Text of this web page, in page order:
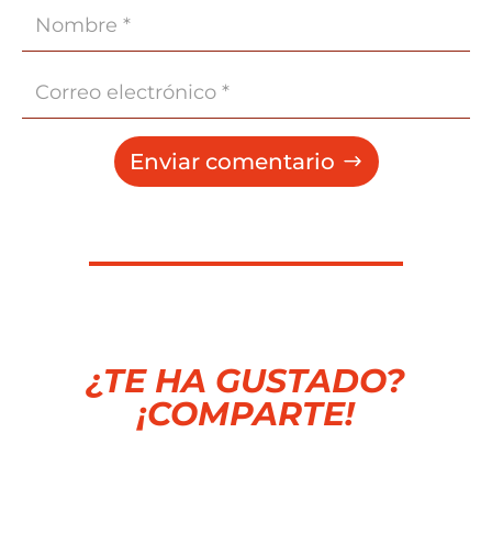
Enviar comentario
¿TE HA GUSTADO?
¡COMPARTE!